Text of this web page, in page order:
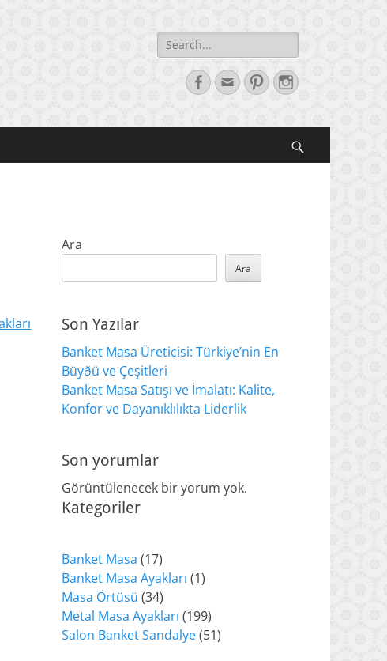
Search
for:
Facebook
EmailPinterestInstagram
Search
Ara
Ara
Son Yazılar
Banket Masa Üreticisi: Türkiye’nin En
Büyðü ve Çeşitleri
Banket Masa Satışı ve İmalatı: Kalite,
Konfor ve Dayanıklılıkta Liderlik
Son yorumlar
Görüntülenecek bir yorum yok.
Kategoriler
Banket Masa 1717
ürün
Banket Masa Ayakları 11
Masa Örtüsü 3434
ürün
Metal Masa Ayakları 199199
ürün
Salon Banket Sandalye 5151